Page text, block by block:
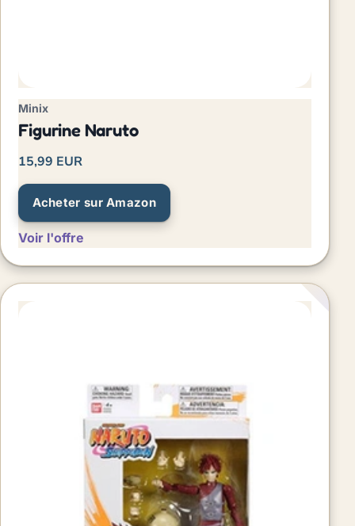
Minix
Figurine Naruto
15,99 EUR
Acheter sur Amazon
Voir l'offre